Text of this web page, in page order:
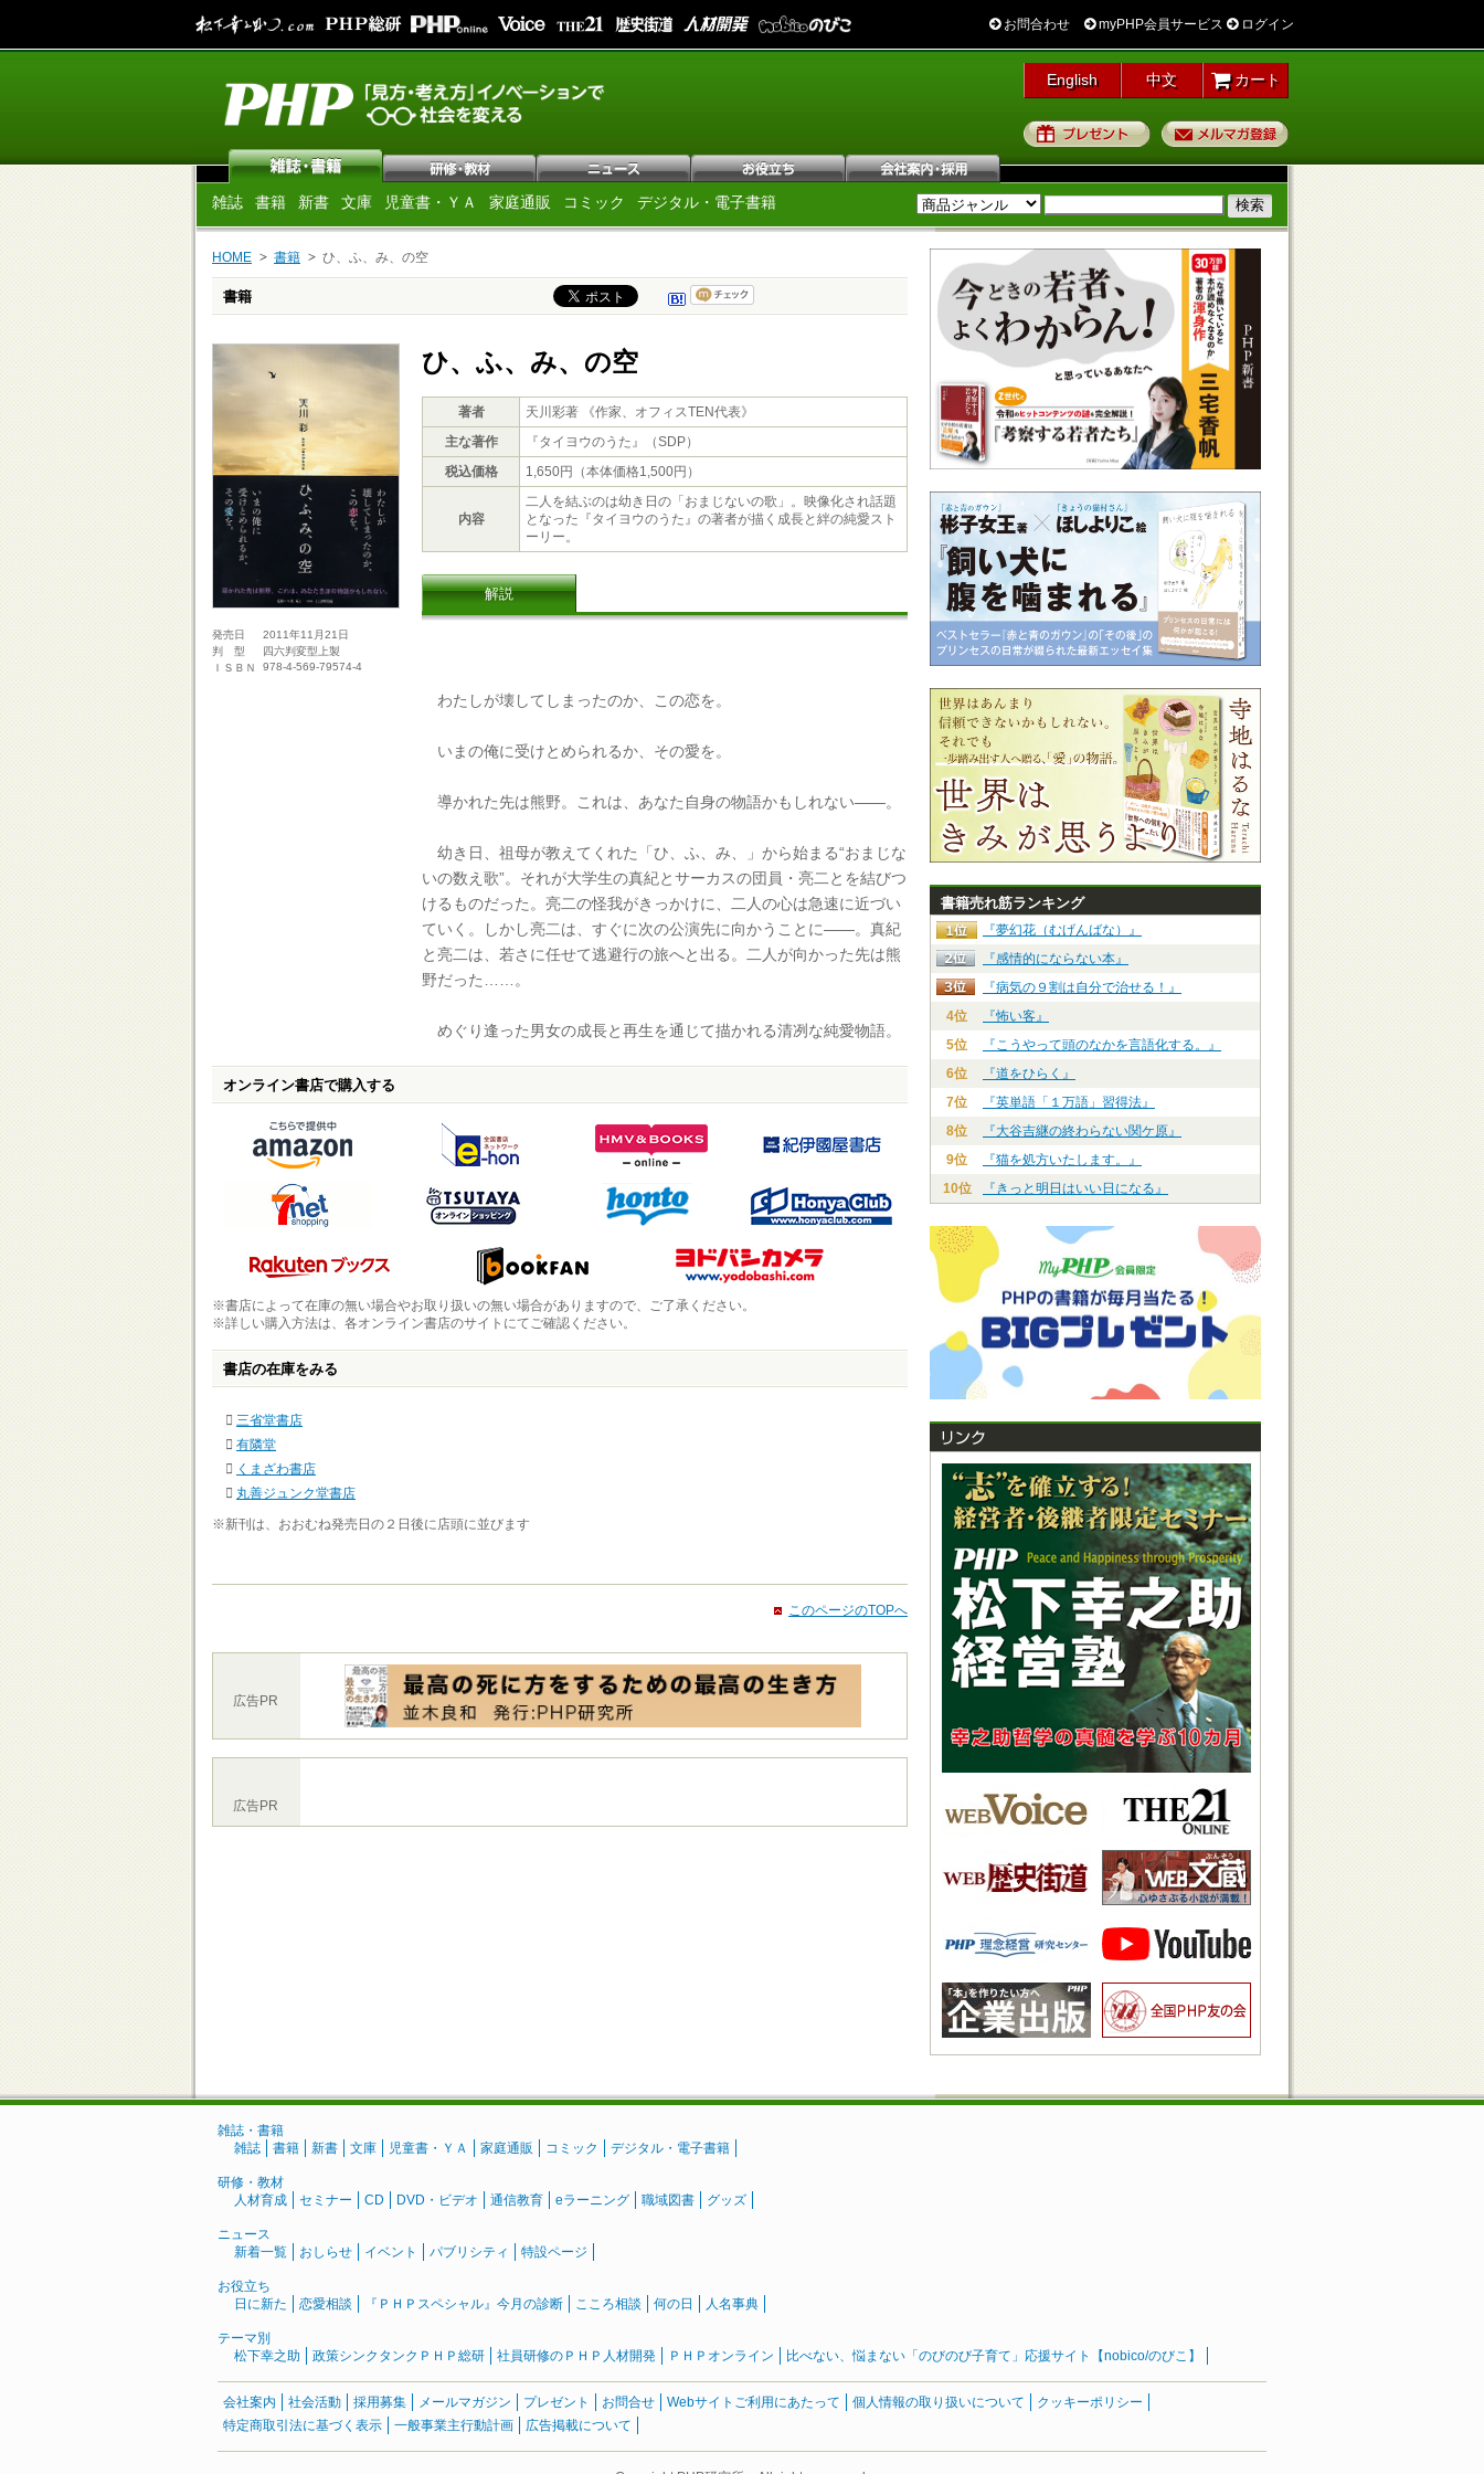
お問合わせ myPHP会員サービス ログイン
English 中文 カート
プレゼント
雑誌 書籍 新書 文庫 児童書・ＹＡ 家庭通販 コミック デジタル・電子書籍
HOME 書籍 ひ、ふ、み、の空
書籍
発売日
2011年11月21日
判 型
四六判変型上製
ＩＳＢＮ
978-4-569-79574-4
ひ、ふ、み、の空
著者
天川彩著 《作家、オフィスTEN代表》
主な著作
『タイヨウのうた』（SDP）
税込価格
1,650円（本体価格1,500円）
内容
二人を結ぶのは幼き日の「おまじないの歌」。映像化され話題
となった『タイヨウのうた』の著者が描く成長と絆の純愛スト
ーリー。
解説
わたしが壊してしまったのか、この恋を。
いまの俺に受けとめられるか、その愛を。
導かれた先は熊野。これは、あなた自身の物語かもしれない――。
幼き日、祖母が教えてくれた「ひ、ふ、み、」から始まる“おまじな
いの数え歌”。それが大学生の真紀とサーカスの団員・亮二とを結びつ
けるものだった。亮二の怪我がきっかけに、二人の心は急速に近づい
ていく。しかし亮二は、すぐに次の公演先に向かうことに――。真紀
と亮二は、若さに任せて逃避行の旅へと出る。二人が向かった先は熊
野だった……。
めぐり逢った男女の成長と再生を通じて描かれる清冽な純愛物語。
オンライン書店で購入する
※書店によって在庫の無い場合やお取り扱いの無い場合がありますので、ご了承ください。
※詳しい購入方法は、各オンライン書店のサイトにてご確認ください。
書店の在庫をみる
三省堂書店
有隣堂
くまざわ書店
丸善ジュンク堂書店
※新刊は、おおむね発売日の２日後に店頭に並びます
このページのTOPへ
広告PR
広告PR
書籍売れ筋ランキング
『夢幻花（むげんばな）』
『感情的にならない本』
『病気の９割は自分で治せる！』
4位
『怖い客』
5位
『こうやって頭のなかを言語化する。』
6位
『道をひらく』
7位
『英単語「１万語」習得法』
8位
『大谷吉継の終わらない関ケ原』
9位
『猫を処方いたします。』
10位
『きっと明日はいい日になる』
雑誌・書籍
雑誌
書籍 新書 文庫 児童書・ＹＡ 家庭通販 コミック デジタル・電子書籍
研修・教材
人材育成
セミナー CD DVD・ビデオ 通信教育 eラーニング 職域図書 グッズ
ニュース
新着一覧
おしらせ イベント パブリシティ 特設ページ
お役立ち
日に新た
恋愛相談 『ＰＨＰスペシャル』今月の診断 こころ相談 何の日 人名事典
テーマ別
松下幸之助
政策シンクタンクＰＨＰ総研 社員研修のＰＨＰ人材開発 ＰＨＰオンライン 比べない、悩まない「のびのび子育て」応援サイト【nobico/のびこ】
会社案内 社会活動 採用募集 メールマガジン プレゼント お問合せ Webサイトご利用にあたって 個人情報の取り扱いについて
クッキーポリシー
特定商取引法に基づく表示
一般事業主行動計画 広告掲載について